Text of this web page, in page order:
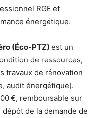
RGE et
énergétique.
(Éco-PTZ) est un
de ressources,
travaux de rénovation
audit énergétique).
€, remboursable sur
dépôt de la demande de